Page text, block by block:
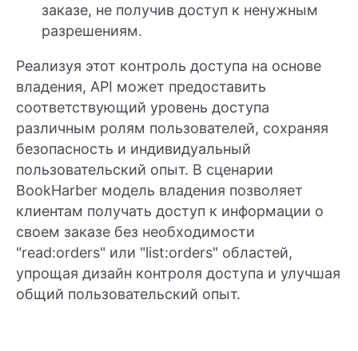
заказе, не получив доступ к ненужным
разрешениям.
Реализуя этот контроль доступа на основе
владения, API может предоставить
соответствующий уровень доступа
различным ролям пользователей, сохраняя
безопасность и индивидуальный
пользовательский опыт. В сценарии
BookHarber модель владения позволяет
клиентам получать доступ к информации о
своем заказе без необходимости
"read:orders" или "list:orders" областей,
упрощая дизайн контроля доступа и улучшая
общий пользовательский опыт.